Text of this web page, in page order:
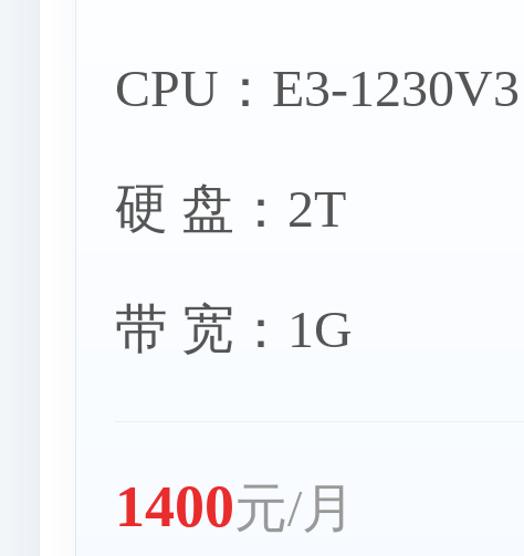
芬兰服务器
CPU：E3-1230V3
硬 盘：2T
带 宽：1G
1400元/月